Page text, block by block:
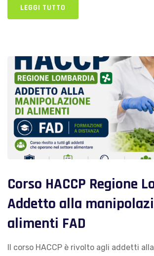
LEGGI TUTTO
Corso HACCP Regione
Addetto alla
alimenti FAD
Il corso HACCP è rivolto agli addetti